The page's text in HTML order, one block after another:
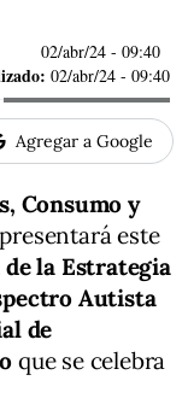
02/abr/24 - 09:40
02/abr/24 - 09:40
Agregar a Google
Consumo y
este
la Estrategia
Autista
de
que se celebra